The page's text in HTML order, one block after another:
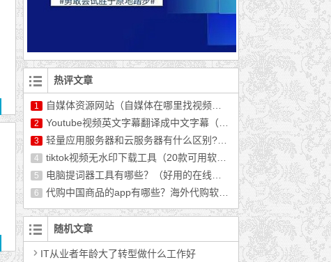
热评文章
1 自媒体资源网站（自媒体在哪里找视频资源）
2 Youtube视频英文字幕翻译成中文字幕（最新教程）
3 轻量应用服务器和云服务器有什么区别?哪个好用?
4 tiktok视频无水印下载工具（20款可用软件推荐）
5 电脑提词器工具有哪些？（好用的在线提词器分享）
6 代购中国商品的app有哪些？海外代购软件排行榜前十
随机文章
IT从业者年龄大了转型做什么工作好